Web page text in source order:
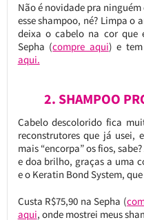
Não é novidade pra
esse shampoo, né? Limpa o
deixa o cabelo na cor que
Sepha (compre aqui) e tem
aqui.
2. SHAMPOO
Cabelo descolorido fica
reconstrutores que já usei,
mais “encorpa” os fios,
e doa brilho, graças a uma
e o Keratin Bond System,
Custa R$75,90 na Sepha (
aqui, onde mostrei meus